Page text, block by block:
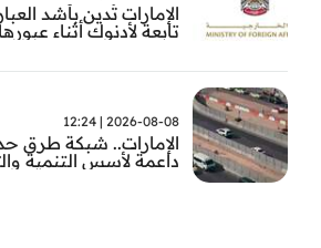
الإمارات تُدين بأشد
تابعة لأدنوك أثناء
2026-08-08 | 12:24
الإمارات.. شبكة طرق
داعمة لأسس التنمية